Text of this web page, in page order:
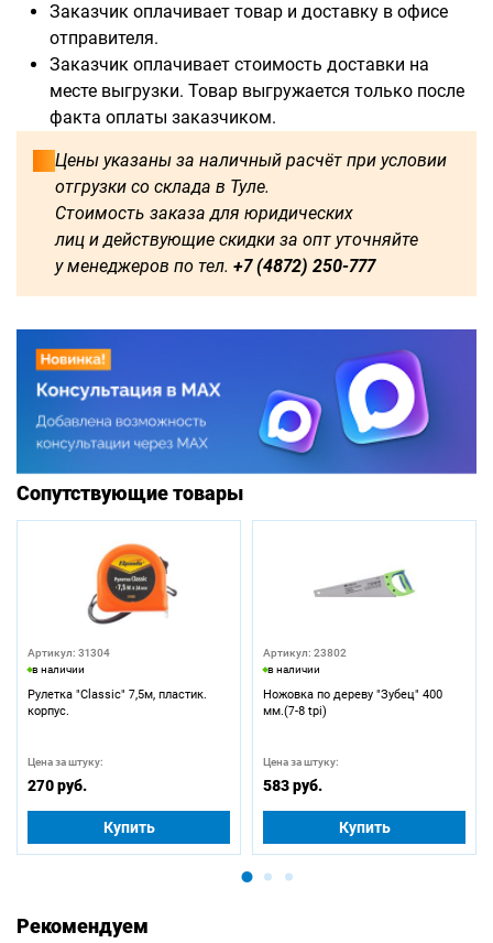
Заказчик оплачивает товар и доставку в офисе
отправителя.
Заказчик оплачивает стоимость доставки на
месте выгрузки. Товар выгружается только после
факта оплаты заказчиком.
Цены указаны за наличный расчёт при условии
отгрузки со склада в Туле.
Стоимость заказа для юридических
лиц и действующие скидки за опт уточняйте
у менеджеров по тел. +7 (4872) 250-777
Сопутствующие товары
Артикул: 31304
в наличии
Рулетка "Classic" 7,5м, пластик.
корпус.
Цена за штуку:
270 руб.
Купить
Артикул: 23802
в наличии
Ножовка по дереву "Зубец" 400
мм.(7-8 tpi)
Цена за штуку:
583 руб.
Купить
Рекомендуем